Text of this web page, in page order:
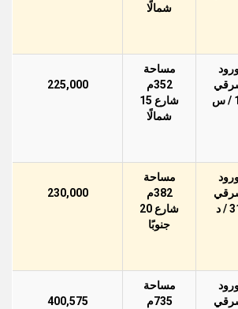
شمالًا
مساحة
352م
شارع 15
شمالًا
225,000
د
مساحة
382م
شارع 20
جنوبًا
230,000
مساحة
735م
400,575